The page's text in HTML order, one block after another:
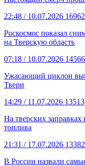
22:48 / 10.07.2026 16962
Роскосмос показал
на Тверскую область
07:18 / 10.07.2026 14566
Ужасающий циклон
Твери
14:29 / 11.07.2026 13513
На тверских заправках
топлива
21:31 / 17.07.2026 13382
В России назвали